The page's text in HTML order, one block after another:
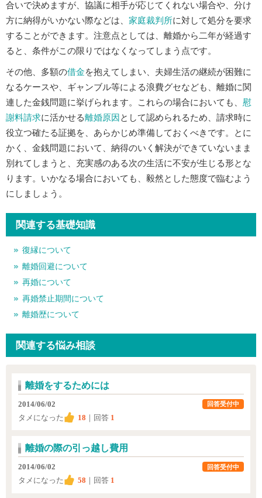
合いで決めますが、協議に相手が応じてくれない場合や、分け
方に納得がいかない際などは、 家庭裁判所に対して処分を要求
することができます。注意点としては、離婚から二年が経過す
ると、条件がこの限りではなくなってしまう点です。
その他、多額の借金を抱えてしまい、夫婦生活の継続が困難に
なるケースや、ギャンブル等による浪費グセなども、離婚に関
連した金銭問題に挙げられます。これらの場合においても、 慰
謝料請求に活かせる離婚原因 として認められるため、請求時に
役立つ確たる証拠を、あらかじめ準備しておくべきです。とに
かく、金銭問題において、納得のいく解決ができていないまま
別れてしまうと、充実感のある次の生活に不安が生じる形とな
ります。いかなる場合においても、毅然とした態度で臨むよう
にしましょう。
関連する基礎知識
復縁について
離婚回避について
再婚について
再婚禁止期間について
離婚歴について
関連する悩み相談
離婚をするためには
2014/06/02
タメになった
18 ｜回答 1
回答受付中
離婚の際の引っ越し費用
2014/06/02
タメになった
58 ｜回答 1
回答受付中